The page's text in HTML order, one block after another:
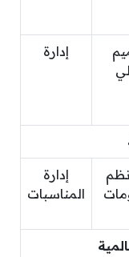
إدارة
نظم
إدارة
المناسبات